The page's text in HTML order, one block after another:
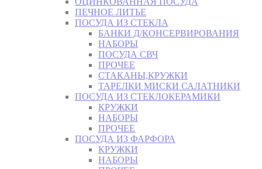
ПЕЧНОЕ ЛИТЬЕ
ПОСУДА ИЗ СТЕКЛА
БАНКИ Д/КОНСЕРВИРОВАНИЯ
НАБОРЫ
ПОСУДА СВЧ
ПРОЧЕЕ
СТАКАНЫ,КРУЖКИ
ТАРЕЛКИ МИСКИ САЛАТНИКИ
ПОСУДА ИЗ СТЕКЛОКЕРАМИКИ
КРУЖКИ
НАБОРЫ
ПРОЧЕЕ
ПОСУДА ИЗ ФАРФОРА
КРУЖКИ
НАБОРЫ